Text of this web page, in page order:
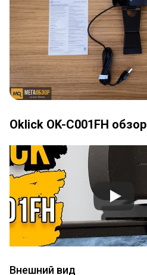
Oklick OK-C001FH обзор
Внешний вид